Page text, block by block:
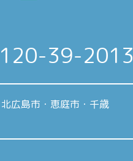
39-2013
広島市・恵庭市・千歳